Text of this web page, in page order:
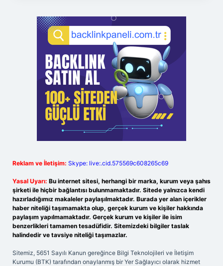
Reklam ve İletişim: Skype: live:.cid.575569c608265c69
Yasal Uyarı: Bu internet sitesi, herhangi bir marka, kurum veya şahıs
şirketi ile hiçbir bağlantısı bulunmamaktadır. Sitede yalnızca kendi
hazırladığımız makaleler paylaşılmaktadır. Burada yer alan içerikler
haber niteliği taşımamakta olup, gerçek kurum ve kişiler hakkında
paylaşım yapılmamaktadır. Gerçek kurum ve kişiler ile isim
benzerlikleri tamamen tesadüfidir. Sitemizdeki bilgiler taslak
halindedir ve tavsiye niteliği taşımazlar.
Sitemiz, 5651 Sayılı Kanun gereğince Bilgi Teknolojileri ve İletişim
Kurumu (BTK) tarafından onaylanmış bir Yer Sağlayıcı olarak hizmet